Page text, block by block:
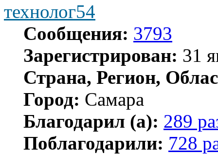
технолог54
Сообщения: 3793
Зарегистрирован: 31
Страна, Регион,
Город: Самара
Благодарил (а): 289
Поблагодарили: 728